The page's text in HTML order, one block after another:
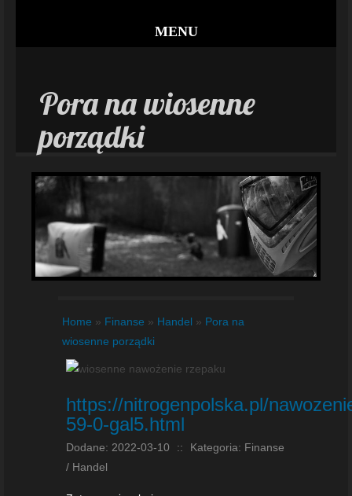
MENU
Pora na wiosenne
porządki
Home » Finanse » Handel » Pora na
wiosenne porządki
https://nitrogenpolska.pl/
59-0-gal5.html
Dodane: 2022-03-10 ::
Kategoria: Finanse
/ Handel